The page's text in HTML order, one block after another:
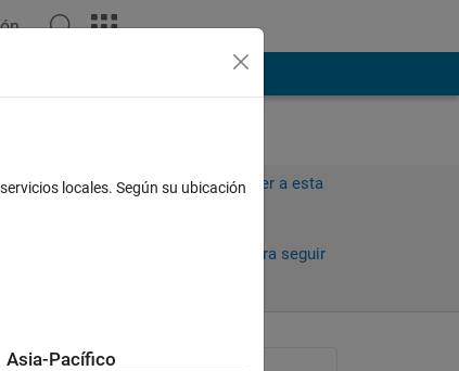
Iniciar sesión para responder a esta
Iniciar sesión para seguir
locales. Según su ubicación
Asia-Pacífico